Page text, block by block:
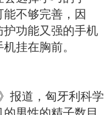
，尽量不要
机放在枕
机挂在胸前